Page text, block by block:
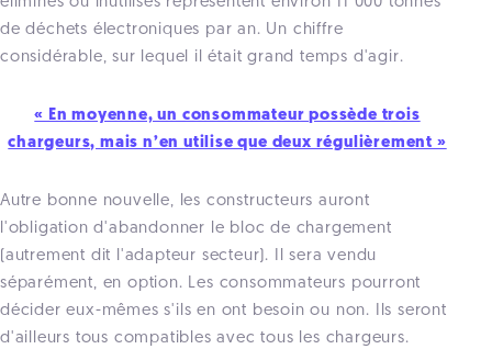
de déchets électroniques par an. Un chiffre
considérable, sur lequel il était grand temps d'agir.
« En moyenne, un consommateur possède trois
chargeurs, mais n’en utilise que deux régulièrement »
Autre bonne nouvelle, les constructeurs auront
l'obligation d'abandonner le bloc de chargement
(autrement dit l'adapteur secteur). Il sera vendu
séparément, en option. Les consommateurs pourront
décider eux-mêmes s'ils en ont besoin ou non. Ils seront
d'ailleurs tous compatibles avec tous les chargeurs.